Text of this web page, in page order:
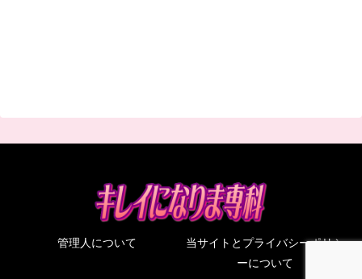
管理人について
当サイトとプライバシーポリシ
ーについて